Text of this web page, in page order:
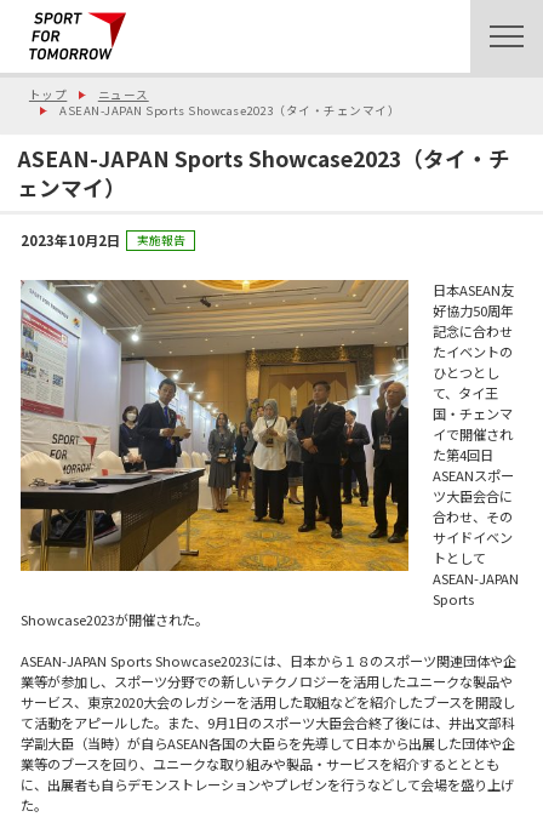
トップ
ニュース
ASEAN-JAPAN Sports Showcase2023（タイ・チェンマイ）
ASEAN-JAPAN Sports Showcase2023（タイ・チ
ェンマイ）
2023年10月2日 実施報告
日本ASEAN友
好協力50周年
記念に合わせ
たイベントの
ひとつとし
て、タイ王
国・チェンマ
イで開催され
た第4回日
ASEANスポー
ツ大臣会合に
合わせ、その
サイドイベン
トとして
ASEAN-JAPAN
Sports
Showcase2023が開催された。
ASEAN-JAPAN Sports Showcase2023には、日本から１８のスポーツ関連団体や企
業等が参加し、スポーツ分野での新しいテクノロジーを活用したユニークな製品や
サービス、東京2020大会のレガシーを活用した取組などを紹介したブースを開設し
て活動をアピールした。また、9月1日のスポーツ大臣会合終了後には、井出文部科
学副大臣（当時）が自らASEAN各国の大臣らを先導して日本から出展した団体や企
業等のブースを回り、ユニークな取り組みや製品・サービスを紹介するとととも
に、出展者も自らデモンストレーションやプレゼンを行うなどして会場を盛り上げ
た。